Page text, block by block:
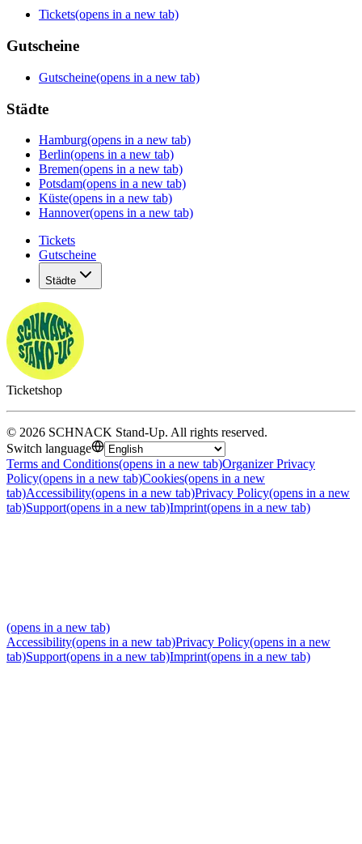
Tickets(opens in a new tab)
Gutscheine
Gutscheine(opens in a new tab)
Städte
Hamburg(opens in a new tab)
Berlin(opens in a new tab)
Bremen(opens in a new tab)
Potsdam(opens in a new tab)
Küste(opens in a new tab)
Hannover(opens in a new tab)
Tickets
Gutscheine
Städte
Ticketshop
© 2026 SCHNACK Stand-Up. All rights reserved.
Switch language
Terms and Conditions(opens in a new tab)Organizer Privacy
Policy(opens in a new tab)Cookies(opens in a new
tab)Accessibility(opens in a new tab)Privacy Policy(opens in a new
tab)Support(opens in a new tab)Imprint(opens in a new tab)
(opens in a new tab)
Accessibility(opens in a new tab)Privacy Policy(opens in a new
tab)Support(opens in a new tab)Imprint(opens in a new tab)